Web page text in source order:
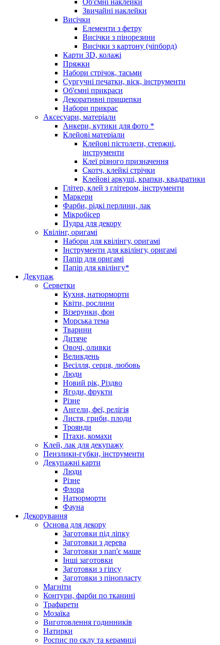
Звичайні наклейки
Висічки
Елементи з фетру
Висічки з пінорезини
Висічки з картону (чіпборд)
Карти 3D, колажі
Пряжки
Набори стрічок, тасьми
Сургучні печатки, віск, інструменти
Об'ємні прикраси
Декоративні прищепки
Набори прикрас
Аксесуари, матеріали
Анкери, кутики для фото *
Клейові матеріали
Клейові пістолети, стержні,
інструменти
Клеї різного призначення
Скотч, клейкі стрічки
Клейові аркуші, крапки, квадратики
Глітер, клей з глітером, інструменти
Маркери
Фарби, рідкі перлини, лак
Мікробісер
Пудра для декору
Квілінг, оригамі
Набори для квілінгу, оригамі
Інструменти для квілінгу, оригамі
Папір для оригамі
Папір для квілінгу*
Декупаж
Серветки
Кухня, натюрморти
Квіти, рослини
Візерунки, фон
Морська тема
Тварини
Дитяче
Овочі, оливки
Великдень
Весілля, серця, любовь
Люди
Новий рік, Різдво
Ягоди, фрукти
Різне
Ангели, феї, релігія
Листя, гриби, плоди
Троянди
Птахи, комахи
Клей, лак для декупажу
Пензлики-губки, інструменти
Декупажні карти
Люди
Різне
Флора
Натюрморти
Фауна
Декорування
Основа для декору
Заготовки під ліпку
Заготовки з дерева
Заготовки з пап'є маше
Інші заготовки
Заготовки з гіпсу
Заготовки з пінопласту
Магніти
Контури, фарби по тканині
Трафарети
Мозаїка
Виготовлення годинників
Натирки
Роспис по склу та керамиці